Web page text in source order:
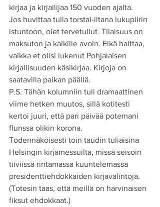
kirjaa ja kirjailijaa 150 vuoden ajalta.
Jos huvittaa tulla torstai-iltana lukupiirin
istuntoon, olet tervetullut. Tilaisuus on
maksuton ja kaikille avoin. Eikä haittaa,
vaikka et olisi lukenut Pohjalaisen
kirjallisuuden käsikirjaa. Kirjoja on
saatavilla paikan päällä.
P.S. Tähän kolumniin tuli dramaattinen
viime hetken muutos, sillä kotitesti
kertoi juuri, että pari päivää potemani
flunssa olikin korona.
Todennäköisesti toin taudin tuliaisina
Helsingin kirjamessuilta, missä seisoin
tiiviissä rintamassa kuuntelemassa
presidenttiehdokkaiden kirjavalintoja.
(Totesin taas, että meillä on harvinaisen
fiksut ehdokkaat.)